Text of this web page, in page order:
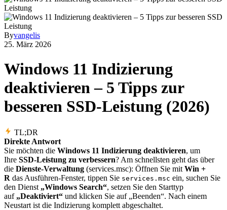
Byvangelis
25. März 2026
Windows 11 Indizierung
deaktivieren – 5 Tipps zur
besseren SSD-Leistung (2026)
TL;DR
Direkte Antwort
Sie möchten die Windows 11 Indizierung deaktivieren, um
Ihre SSD-Leistung zu verbessern? Am schnellsten geht das über
die Dienste-Verwaltung (services.msc): Öffnen Sie mit Win +
R das Ausführen-Fenster, tippen Sie services.msc ein, suchen Sie
den Dienst „Windows Search“, setzen Sie den Starttyp
auf „Deaktiviert“ und klicken Sie auf „Beenden“. Nach einem
Neustart ist die Indizierung komplett abgeschaltet.